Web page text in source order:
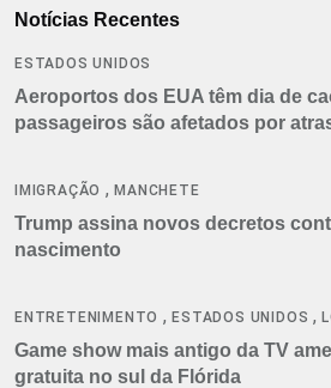
Notícias Recentes
ESTADOS UNIDOS
Aeroportos dos EUA têm dia de
passageiros são afetados por
IMIGRAÇÃO ,MANCHETE
Trump assina novos decretos
nascimento
ENTRETENIMENTO ,ESTADOS UNIDOS ,
Game show mais antigo da TV
gratuita no sul da Flórida